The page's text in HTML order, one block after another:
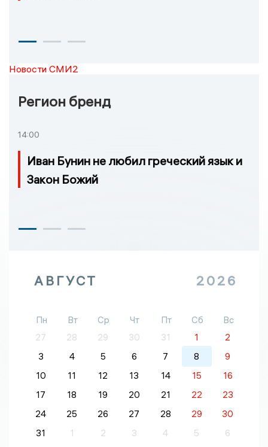
Новости СМИ2
Регион бренд
14:00
Иван Бунин не любил греческий язык и
Закон Божий
АВГУСТ 2026
Пн Вт Ср Чт Пт Сб
Вс
27
28 29 30 31 1
2
3
4 5 6 7 8
9
10
11 12 13 14 15
16
17
18 19 20 21 22
23
24
25 26 27 28 29
30
31
1 2 3 4 5 6